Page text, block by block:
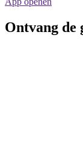
Ontvang de